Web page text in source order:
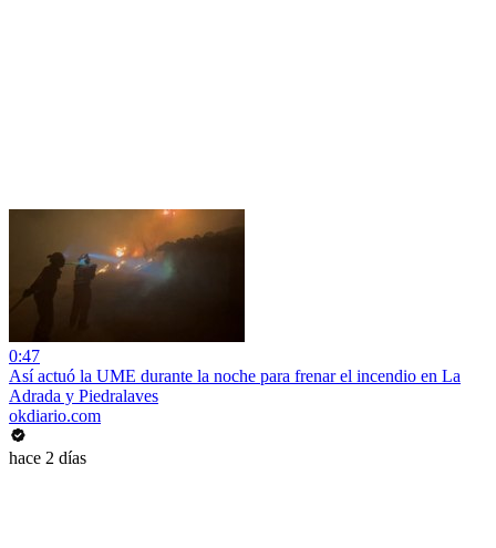
0:47
Así actuó la UME durante la noche para frenar el incendio en La
Adrada y Piedralaves
okdiario.com
hace 2 días